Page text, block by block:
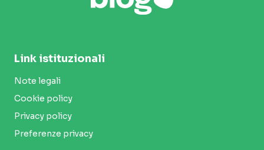
Link istituzionali
Note legali
Cookie policy
Privacy policy
Preferenze privacy